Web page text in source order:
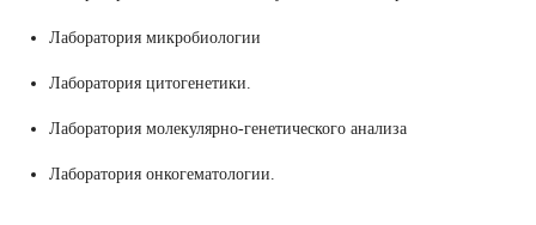
Лаборатория микробиологии
Лаборатория цитогенетики.
Лаборатория молекулярно-генетического анализа
Лаборатория онкогематологии.